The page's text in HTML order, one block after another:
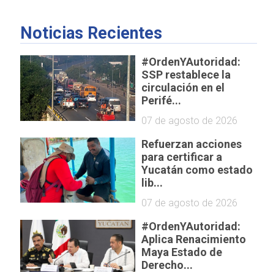
Noticias Recientes
#OrdenYAutoridad:
SSP restablece la
circulación en el
Perifé...
07 de agosto de 2026
Refuerzan acciones
para certificar a
Yucatán como estado
lib...
07 de agosto de 2026
#OrdenYAutoridad:
Aplica Renacimiento
Maya Estado de
Derecho...